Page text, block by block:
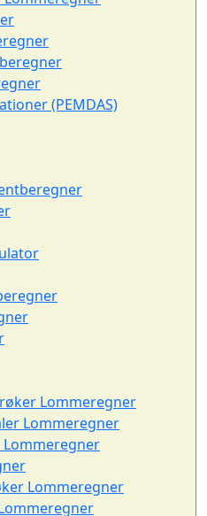
(PEMDAS)
Lommeregner
Lommeregner
Lommeregner